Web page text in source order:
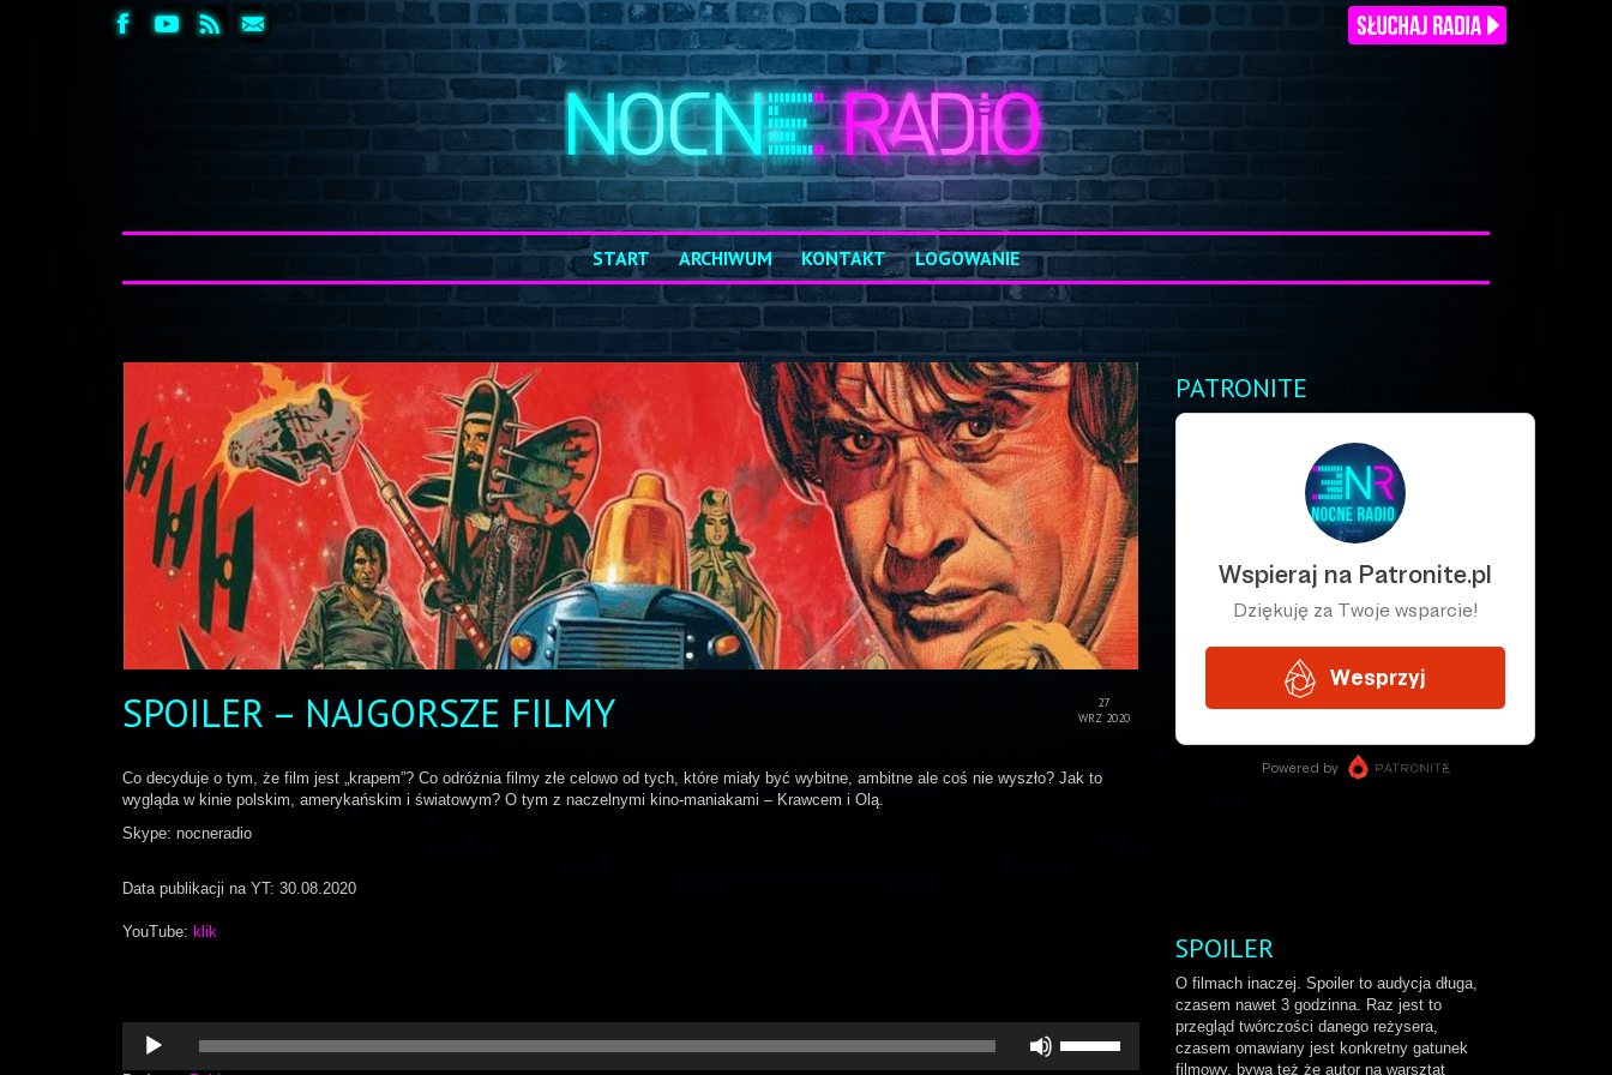
START ARCHIWUM KONTAKT LOGOWANIE
27
WRZ 2020
SPOILER – NAJGORSZE FILMY
Co decyduje o tym, że film jest „krapem”? Co odróżnia filmy złe celowo od tych, które miały być wybitne, ambitne ale coś nie wyszło? Jak to
wygląda w kinie polskim, amerykańskim i światowym? O tym z naczelnymi kino-maniakami – Krawcem i Olą.
Skype: nocneradio
Data publikacji na YT: 30.08.2020
YouTube: klik
Odtwarzacz
plików
strzałek
PATRONITE
SPOILER
O filmach inaczej. Spoiler to audycja długa,
czasem nawet 3 godzinna. Raz jest to
przegląd twórczości danego reżysera,
czasem omawiany jest konkretny gatunek
filmowy, bywa też że autor na warsztat